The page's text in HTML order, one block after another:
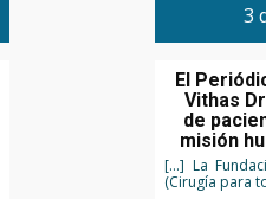
3
El
Vithas
de
misión
[...] La
(Cirugía para